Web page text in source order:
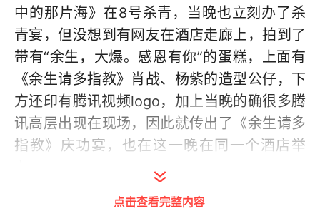
中的那片海》在8号杀青，当晚也立刻办了杀
青宴，但没想到有网友在酒店走廊上，拍到了
带有“余生，大爆。感恩有你”的蛋糕，上面有
《余生请多指教》肖战、杨紫的造型公仔，下
方还印有腾讯视频logo，加上当晚的确很多腾
讯高层出现在现场，因此就传出了《余生请多
指教》庆功宴，也在这一晚在同一个酒店举
点击查看完整内容